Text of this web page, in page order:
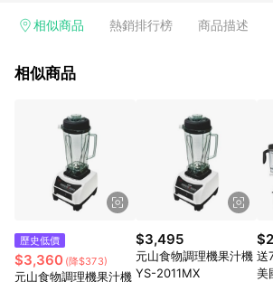
電玩/遊戲/相機/單眼/鏡頭/拍立得 [2024/6/1起適
的購回饋活動享Yahoo超贈點回饋者 - 購物中心商
3. 訂單回饋金額將扣除運費/購物金/超贈點/福利
價券等虛擬貨幣折抵 4. 大宗採購或批發轉賣不具
有相關事證認定您為大宗採購、批發轉賣而非最終
相關認定以Yahoo購物中心之認定為準
相似商品 熱銷排行榜 商品描述
相似商品
歷史低價
$3,360 (降$373)
元山食物調理機果汁機
$3,495
元山食物調理機果汁機
YS-2011MX
送
美